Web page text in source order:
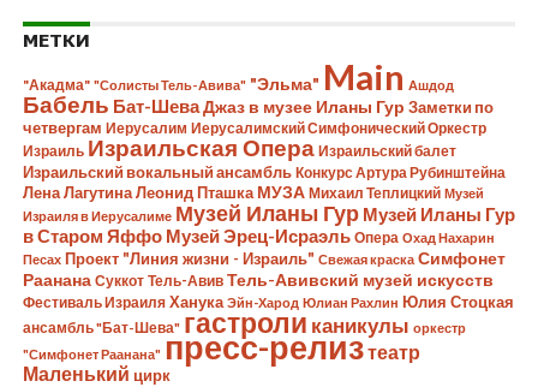
МЕТКИ
"Акадма" "Солисты Тель-Авива" "Эльма" Main Ашдод
Бабель Бат-ШеваДжаз в музее Иланы Гур Заметки по
четвергам Иерусалим Иерусалимский Симфонический Оркестр
Израиль Израильская Опера Израильский балет
Израильский вокальный ансамбль Конкурс Артура Рубинштейна
Лена Лагутина Леонид Пташка МУЗА Михаил Теплицкий Музей
Израиля в Иерусалиме Музей Иланы Гур Музей Иланы Гур
в Старом Яффо Музей Эрец-Исраэль Опера Охад Нахарин
Песах Проект "Линия жизни - Израиль" Свежая краска Симфонет
Раанана Суккот Тель-Авив Тель-Авивский музей искусств
Фестиваль Израиля Ханука Эйн-Харод Юлиан Рахлин Юлия Стоцкая
ансамбль "Бат-Шева" гастроли каникулы оркестр
"Симфонет Раанана" пресс-релизтеатр
Маленький цирк